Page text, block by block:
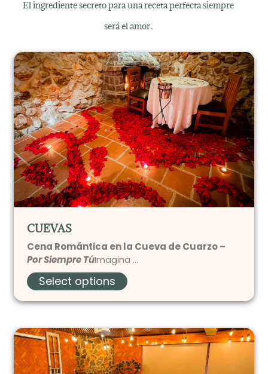
El ingrediente secreto para una receta perfecta siempre
será el amor.
CUEVAS
Cena Romántica en la Cueva de Cuarzo –
Por Siempre TúImagina …
Select options